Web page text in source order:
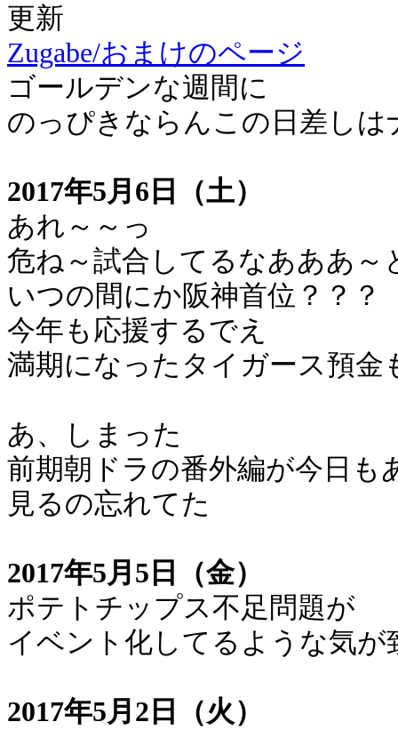
更新
Zugabe/おまけのページ
ゴールデンな週間に
のっぴきならんこの日差しは
2017年5月6日（土）
あれ～～っ
危ね～試合してるなあああ～
いつの間にか阪神首位？？？
今年も応援するでえ
満期になったタイガース預
あ、しまった
前期朝ドラの番外編が今日も
見るの忘れてた
2017年5月5日（金）
ポテトチップス不足問題が
イベント化してるような気が
2017年5月2日（火）